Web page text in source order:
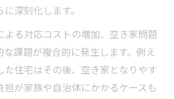
昇と孤独死増加の密接な関係に
の変化が招く孤立リスクの正体
クを高める高齢化社会の課題を
深刻化します。
よる対応コストの増加、空き家問題
な課題が複合的に発生します。例え
た住宅はその後、空き家となりやす
担が家族や自治体にかかるケースも